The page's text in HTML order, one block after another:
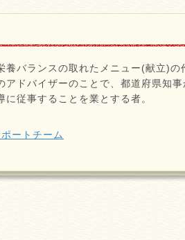
養バランスの取れたメニュー(献立)
アドバイザーのことで、都道府県知
従事することを業とする者。
ートチーム